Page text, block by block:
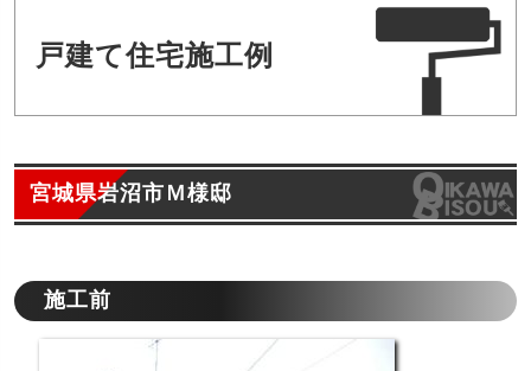
戸建て住宅施工例
宮城県岩沼市Ｍ様邸
施工前